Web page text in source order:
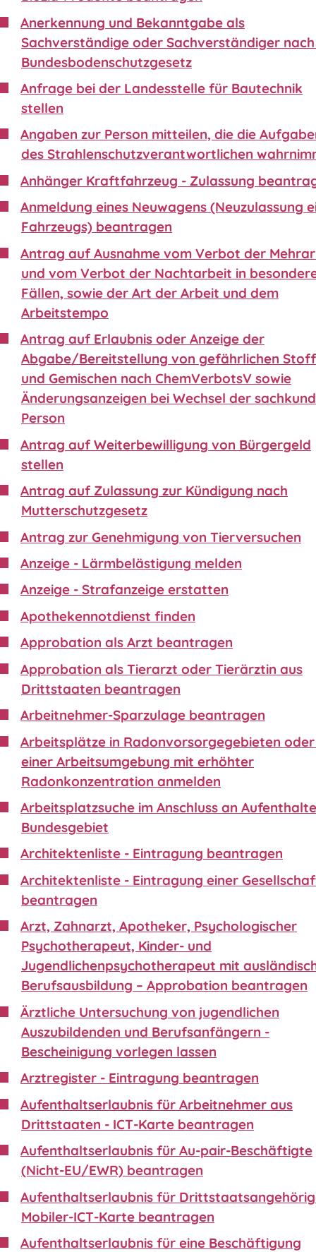
Anerkennung und Bekanntgabe als
Sachverständige oder Sachverständiger nach
Bundesbodenschutzgesetz
Anfrage bei der Landesstelle für Bautechnik
stellen
Angaben zur Person mitteilen, die die
des Strahlenschutzverantwortlichen
Anhänger Kraftfahrzeug - Zulassung
Anmeldung eines Neuwagens (Neuzulassung
Fahrzeugs) beantragen
Antrag auf Ausnahme vom Verbot der
und vom Verbot der Nachtarbeit in
Fällen, sowie der Art der Arbeit und dem
Arbeitstempo
Antrag auf Erlaubnis oder Anzeige der
Abgabe/Bereitstellung von gefährlichen
und Gemischen nach ChemVerbotsV sowie
Änderungsanzeigen bei Wechsel der
Person
Antrag auf Weiterbewilligung von Bürgergeld
stellen
Antrag auf Zulassung zur Kündigung nach
Mutterschutzgesetz
Antrag zur Genehmigung von Tierversuchen
Anzeige - Lärmbelästigung melden
Anzeige - Strafanzeige erstatten
Apothekennotdienst finden
Approbation als Arzt beantragen
Approbation als Tierarzt oder Tierärztin aus
Drittstaaten beantragen
Arbeitnehmer-Sparzulage beantragen
Arbeitsplätze in Radonvorsorgegebieten
einer Arbeitsumgebung mit erhöhter
Radonkonzentration anmelden
Arbeitsplatzsuche im Anschluss an
Bundesgebiet
Architektenliste - Eintragung beantragen
Architektenliste - Eintragung einer
beantragen
Arzt, Zahnarzt, Apotheker, Psychologischer
Psychotherapeut, Kinder- und
Jugendlichenpsychotherapeut mit
Berufsausbildung – Approbation beantragen
Ärztliche Untersuchung von jugendlichen
Auszubildenden und Berufsanfängern -
Bescheinigung vorlegen lassen
Arztregister - Eintragung beantragen
Aufenthaltserlaubnis für Arbeitnehmer aus
Drittstaaten - ICT-Karte beantragen
Aufenthaltserlaubnis für Au-pair-Beschäftigte
(Nicht-EU/EWR) beantragen
Aufenthaltserlaubnis für
Mobiler-ICT-Karte beantragen
Aufenthaltserlaubnis für eine Beschäftigung